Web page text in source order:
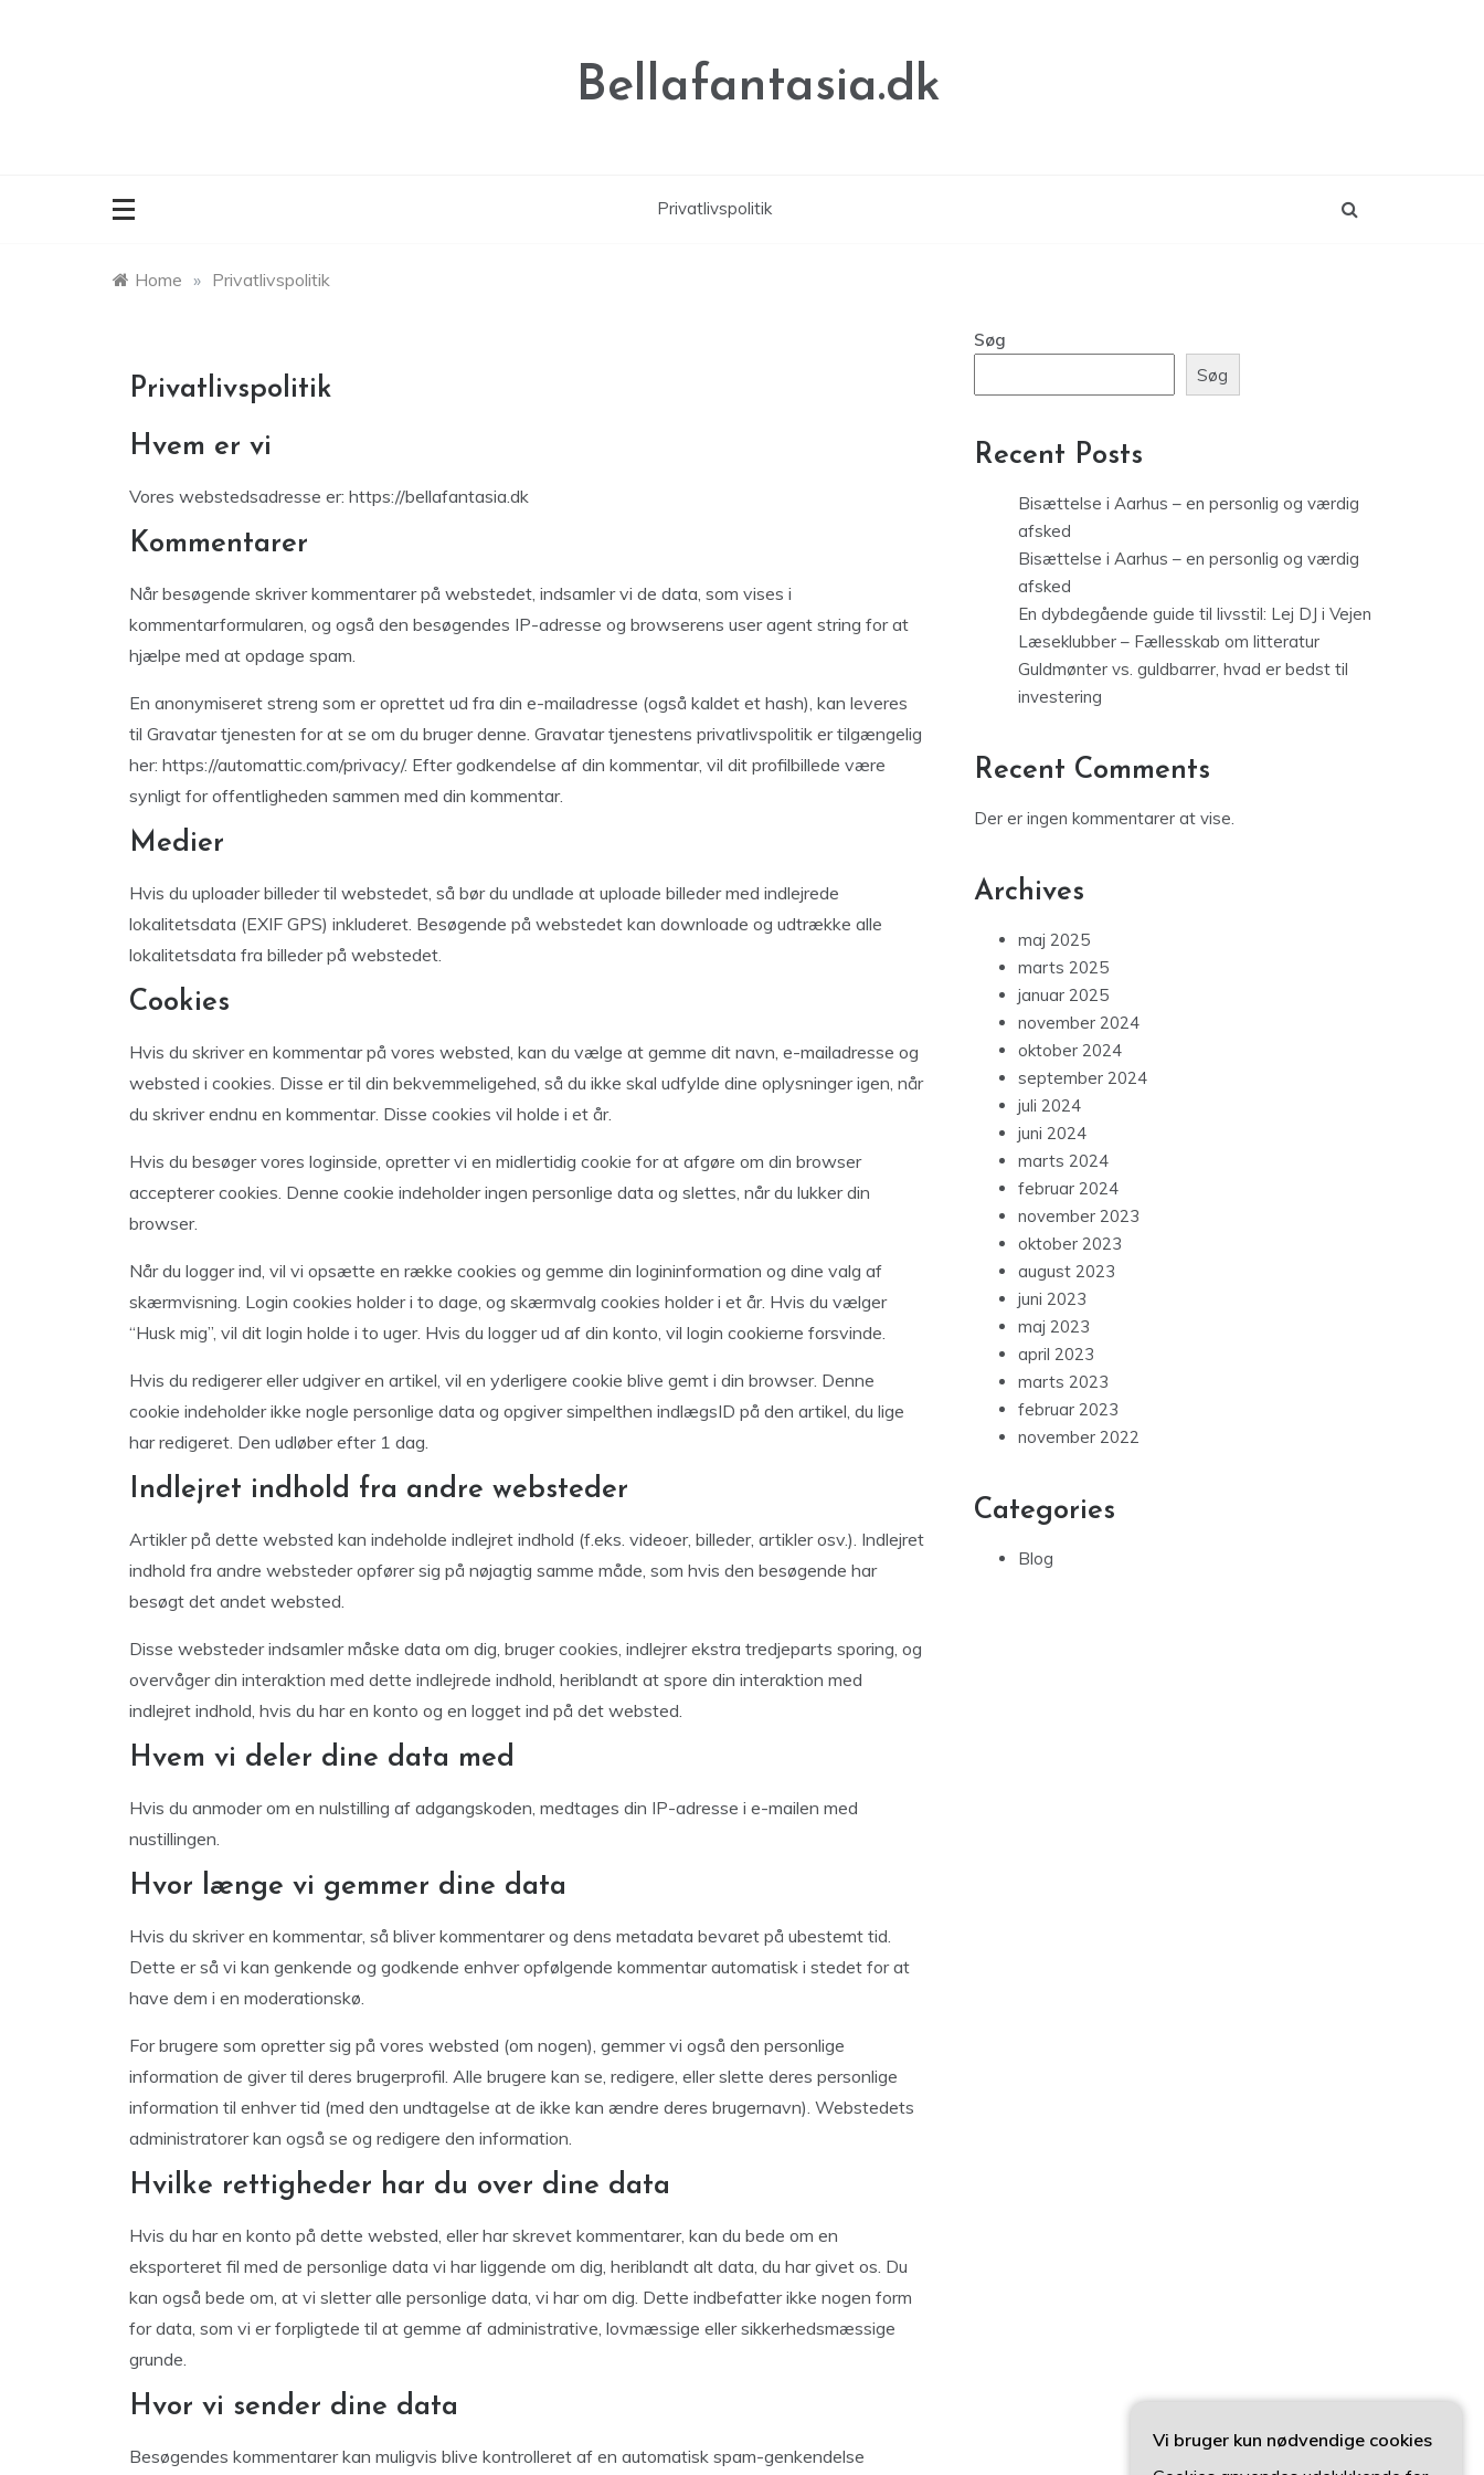
Bellafantasia.dk
Privatlivspolitik
Home » Privatlivspolitik
Privatlivspolitik
Hvem er vi
Vores webstedsadresse er: https://bellafantasia.dk
Kommentarer
Når besøgende skriver kommentarer på webstedet, indsamler vi de data, som vises i
kommentarformularen, og også den besøgendes IP-adresse og browserens user agent string for at
hjælpe med at opdage spam.
En anonymiseret streng som er oprettet ud fra din e-mailadresse (også kaldet et hash), kan leveres
til Gravatar tjenesten for at se om du bruger denne. Gravatar tjenestens privatlivspolitik er tilgængelig
her: https://automattic.com/privacy/. Efter godkendelse af din kommentar, vil dit profilbillede være
synligt for offentligheden sammen med din kommentar.
Medier
Hvis du uploader billeder til webstedet, så bør du undlade at uploade billeder med indlejrede
lokalitetsdata (EXIF GPS) inkluderet. Besøgende på webstedet kan downloade og udtrække alle
lokalitetsdata fra billeder på webstedet.
Cookies
Hvis du skriver en kommentar på vores websted, kan du vælge at gemme dit navn, e-mailadresse og
websted i cookies. Disse er til din bekvemmeligehed, så du ikke skal udfylde dine oplysninger igen, når
du skriver endnu en kommentar. Disse cookies vil holde i et år.
Hvis du besøger vores loginside, opretter vi en midlertidig cookie for at afgøre om din browser
accepterer cookies. Denne cookie indeholder ingen personlige data og slettes, når du lukker din
browser.
Når du logger ind, vil vi opsætte en række cookies og gemme din logininformation og dine valg af
skærmvisning. Login cookies holder i to dage, og skærmvalg cookies holder i et år. Hvis du vælger
“Husk mig”, vil dit login holde i to uger. Hvis du logger ud af din konto, vil login cookierne forsvinde.
Hvis du redigerer eller udgiver en artikel, vil en yderligere cookie blive gemt i din browser. Denne
cookie indeholder ikke nogle personlige data og opgiver simpelthen indlægsID på den artikel, du lige
har redigeret. Den udløber efter 1 dag.
Indlejret indhold fra andre websteder
Artikler på dette websted kan indeholde indlejret indhold (f.eks. videoer, billeder, artikler osv.). Indlejret
indhold fra andre websteder opfører sig på nøjagtig samme måde, som hvis den besøgende har
besøgt det andet websted.
Disse websteder indsamler måske data om dig, bruger cookies, indlejrer ekstra tredjeparts sporing, og
overvåger din interaktion med dette indlejrede indhold, heriblandt at spore din interaktion med
indlejret indhold, hvis du har en konto og en logget ind på det websted.
Hvem vi deler dine data med
Hvis du anmoder om en nulstilling af adgangskoden, medtages din IP-adresse i e-mailen med
nustillingen.
Hvor længe vi gemmer dine data
Hvis du skriver en kommentar, så bliver kommentarer og dens metadata bevaret på ubestemt tid.
Dette er så vi kan genkende og godkende enhver opfølgende kommentar automatisk i stedet for at
have dem i en moderationskø.
For brugere som opretter sig på vores websted (om nogen), gemmer vi også den personlige
information de giver til deres brugerprofil. Alle brugere kan se, redigere, eller slette deres personlige
information til enhver tid (med den undtagelse at de ikke kan ændre deres brugernavn). Webstedets
administratorer kan også se og redigere den information.
Hvilke rettigheder har du over dine data
Hvis du har en konto på dette websted, eller har skrevet kommentarer, kan du bede om en
eksporteret fil med de personlige data vi har liggende om dig, heriblandt alt data, du har givet os. Du
kan også bede om, at vi sletter alle personlige data, vi har om dig. Dette indbefatter ikke nogen form
for data, som vi er forpligtede til at gemme af administrative, lovmæssige eller sikkerhedsmæssige
grunde.
Hvor vi sender dine data
Besøgendes kommentarer kan muligvis blive kontrolleret af en automatisk spam-genkendelse
Søg
Søg
Recent Posts
Bisættelse i Aarhus – en personlig og værdig
afsked
Bisættelse i Aarhus – en personlig og værdig
afsked
En dybdegående guide til livsstil: Lej DJ i Vejen
Læseklubber – Fællesskab om litteratur
Guldmønter vs. guldbarrer, hvad er bedst til
investering
Recent Comments
Der er ingen kommentarer at vise.
Archives
maj 2025
marts 2025
januar 2025
november 2024
oktober 2024
september 2024
juli 2024
juni 2024
marts 2024
februar 2024
november 2023
oktober 2023
august 2023
juni 2023
maj 2023
april 2023
marts 2023
februar 2023
november 2022
Categories
Blog
Vi bruger kun nødvendige cookies